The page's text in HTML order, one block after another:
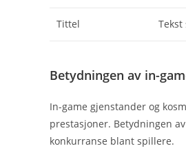
Tittel
Betydningen av in-
In-game gjenstander og
prestasjoner. Betydningen
konkurranse blant spillere.